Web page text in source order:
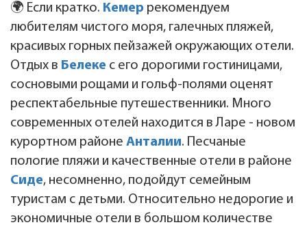
🌍 Если кратко. Кемер рекомендуем
любителям чистого моря, галечных пляжей,
красивых горных пейзажей окружающих отели.
Отдых в Белеке с его дорогими гостиницами,
сосновыми рощами и гольф-полями оценят
респектабельные путешественники. Много
современных отелей находится в Ларе - новом
курортном районе Анталии. Песчаные
пологие пляжи и качественные отели в районе
Сиде, несомненно, подойдут семейным
туристам с детьми. Относительно недорогие и
экономичные отели в большом количестве